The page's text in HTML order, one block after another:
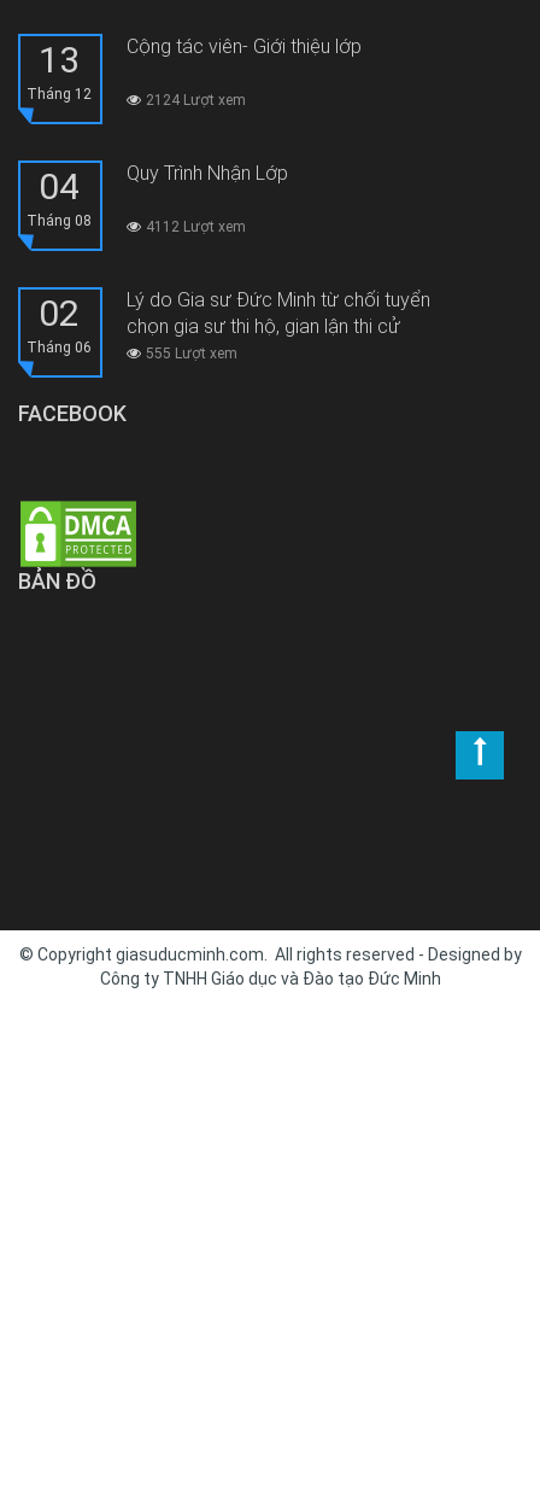
13
Tháng 12
Cộng tác viên- Giới thiệu lớp
2124 Lượt xem
04
Tháng 08
Quy Trình Nhận Lớp
4112 Lượt xem
02
Tháng 06
Lý do Gia sư Đức Minh từ chối tuyển
chọn gia sư thi hộ, gian lận thi cử
555 Lượt xem
FACEBOOK
BẢN ĐỒ
© Copyright giasuducminh.com. All rights reserved - Designed by
Công ty TNHH Giáo dục và Đào tạo Đức Minh